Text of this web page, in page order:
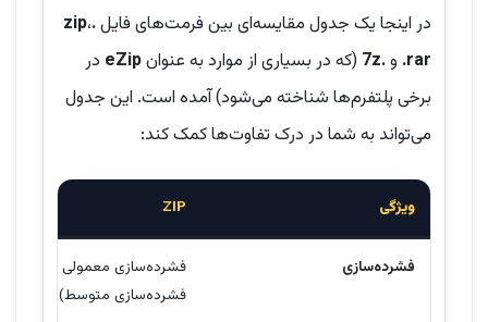
در اینجا یک جدول مقایسه‌ای بین فرمت‌های فایل.zip،
.rar و.7z (که در بسیاری از موارد به عنوانeZip در
برخی پلتفرم‌ها شناخته می‌شود) آمده است. این جدول
می‌تواند به شما در درک تفاوت‌ها کمک کند:
ویژگی ZIP
فشرده‌سازی
فشرده‌سازی معمولی (سطح
فشرده‌سازی متوسط)